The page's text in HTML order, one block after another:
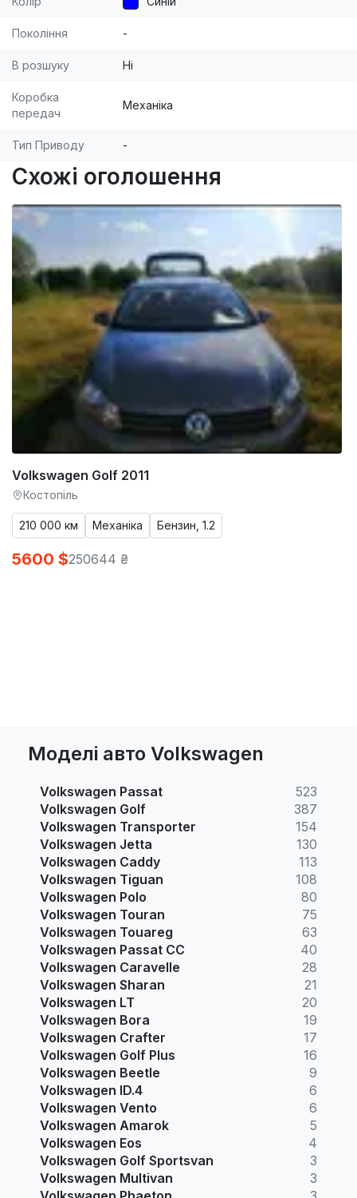
Покоління -
В розшуку Ні
Коробка
передач
Механіка
Тип Приводу -
Схожі оголошення
Volkswagen Golf 2011
Костопіль
210 000 км Механіка Бензин, 1.2
5600 $250644 ₴
Моделі авто Volkswagen
Volkswagen Passat
523
Volkswagen Golf
387
Volkswagen Transporter
154
Volkswagen Jetta
130
Volkswagen Caddy
113
Volkswagen Tiguan
108
Volkswagen Polo
80
Volkswagen Touran
75
Volkswagen Touareg
63
Volkswagen Passat CC
40
Volkswagen Caravelle
28
Volkswagen Sharan
21
Volkswagen LT
20
Volkswagen Bora
19
Volkswagen Crafter
17
Volkswagen Golf Plus
16
Volkswagen Beetle
9
Volkswagen ID.4
6
Volkswagen Vento
6
Volkswagen Amarok
5
Volkswagen Eos
4
Volkswagen Golf Sportsvan
3
Volkswagen Multivan
3